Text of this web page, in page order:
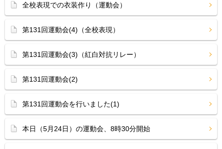
全校表現での衣装作り（運動会）
第131回運動会(4)（全校表現）
第131回運動会(3)（紅白対抗リレー）
第131回運動会(2)
第131回運動会を行いました(1)
本日（5月24日）の運動会、8時30分開始